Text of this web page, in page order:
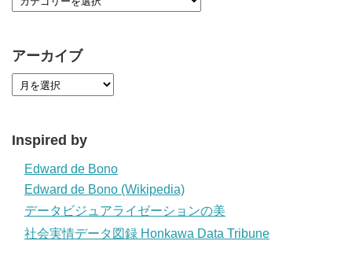
アーカイブ
Inspired by
Edward de Bono
Edward de Bono (Wikipedia)
データビジュアライゼーションの美
社会実情データ図録 Honkawa Data Tribune